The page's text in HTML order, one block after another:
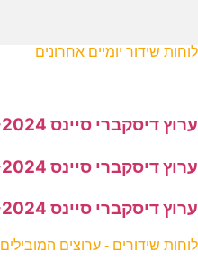
לוחות שידור יומיים אחרונים
ערוץ דיסקברי סיינס 13-12-2024
ערוץ דיסקברי סיינס 12-12-2024
ערוץ דיסקברי סיינס 11-12-2024
לוחות שידורים - ערוצים המובילים